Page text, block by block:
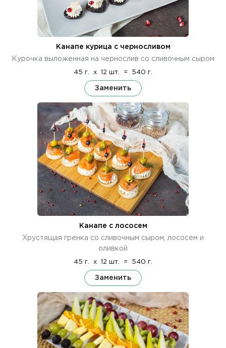
Канапе курица с черносливом
Курочка выложенная на чернослив со сливочным сыром
45 г. x 12 шт. = 540 г.
Заменить
Канапе с лососем
Хрустящая гренка со сливочным сыром, лососем и
оливкой
45 г. x 12 шт. = 540 г.
Заменить